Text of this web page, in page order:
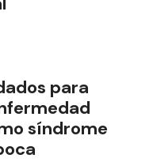
para
síndrome